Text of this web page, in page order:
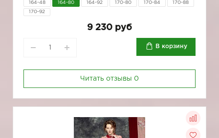
164-48 164-80 164-92 170-80 170-84 170-88
170-92
9 230 руб
В корзину
Читать отзывы 0